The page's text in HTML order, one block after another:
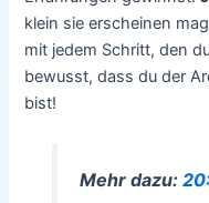
klein sie erscheinen
mit jedem Schritt, den
bewusst, dass du der
bist!
Mehr dazu: